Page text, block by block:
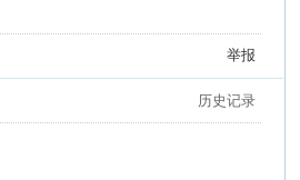
举报
历史记录